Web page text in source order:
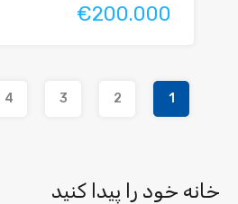
€200.000
1
2
3
4
خانه خود را پیدا کنید